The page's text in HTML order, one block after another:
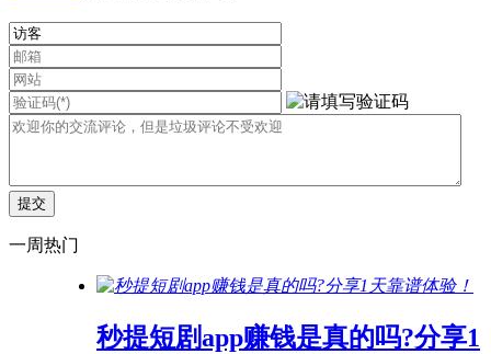
一周热门
秒提短剧app赚钱是真的吗?分享1